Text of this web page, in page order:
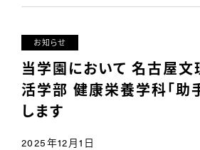
お知らせ
当学園において 名古屋
活学部 健康栄養学科「助
します
2025年12月1日